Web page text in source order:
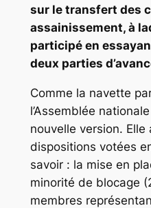
sur le transfert des
assainissement,à
participé en
deux parties
Comme la navette
l’Assemblée
nouvelle version. Elle
dispositions votées
savoir : la mise en
minorité de blocage
membres